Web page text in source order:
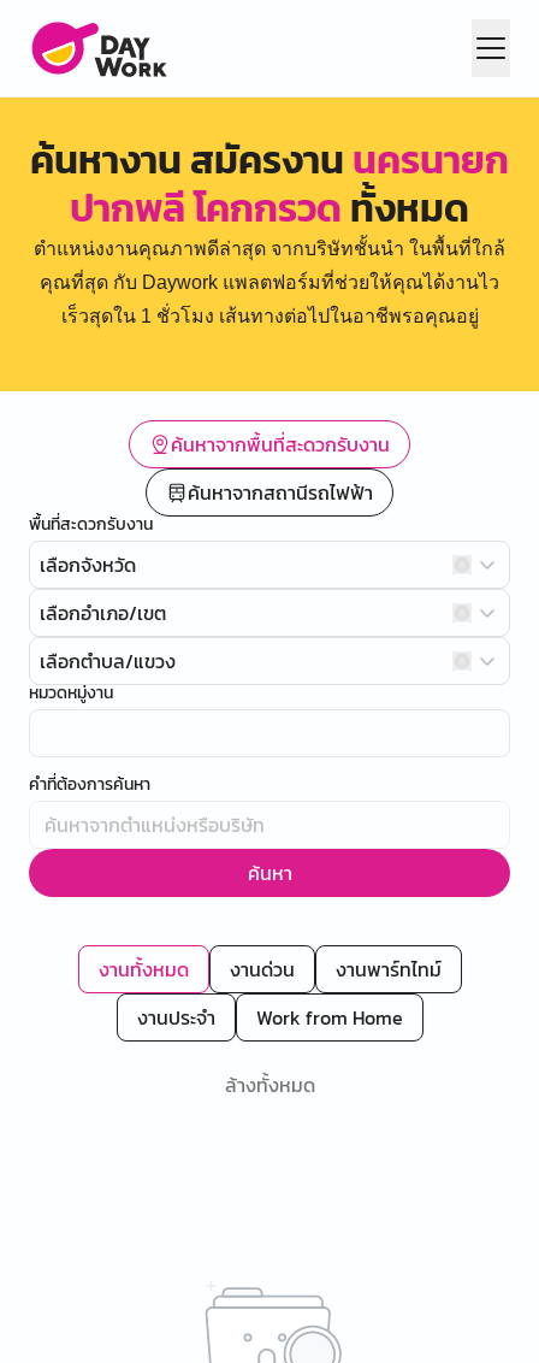
ค้นหางาน สมัครงานนครนายก
ปากพลี โคกกรวดทั้งหมด
ตำแหน่งงานคุณภาพดีล่าสุด จากบริษัทชั้นนำ ในพื้นที่ใกล้
คุณที่สุด กับ Daywork แพลตฟอร์มที่ช่วยให้คุณได้งานไว
เร็วสุดใน 1 ชั่วโมง เส้นทางต่อไปในอาชีพรอคุณอยู่
ค้นหาจากพื้นที่สะดวกรับงาน
ค้นหาจากสถานีรถไฟฟ้า
พื้นที่สะดวกรับงาน
เลือกจังหวัด
เลือกอำเภอ/เขต
เลือกตำบล/แขวง
หมวดหมู่งาน
คำที่ต้องการค้นหา
ค้นหา
งานทั้งหมด งานด่วน
งานพาร์ทไทม์
งานประจำ
Work from Home
ล้างทั้งหมด